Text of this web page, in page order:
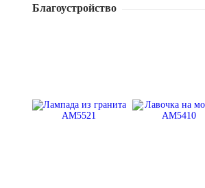
Благоустройство